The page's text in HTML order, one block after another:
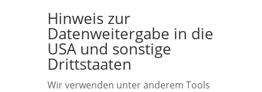
Hinweis zur
Datenweitergabe in die
USA und sonstige
Drittstaaten
Wir verwenden unter anderem Tools